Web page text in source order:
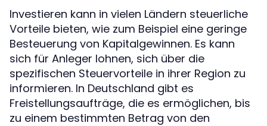
Investieren kann in vielen Ländern steuerliche
Vorteile bieten, wie zum Beispiel eine geringe
Besteuerung von Kapitalgewinnen. Es kann
sich für Anleger lohnen, sich über die
spezifischen Steuervorteile in ihrer Region zu
informieren. In Deutschland gibt es
Freistellungsaufträge, die es ermöglichen, bis
zu einem bestimmten Betrag von den